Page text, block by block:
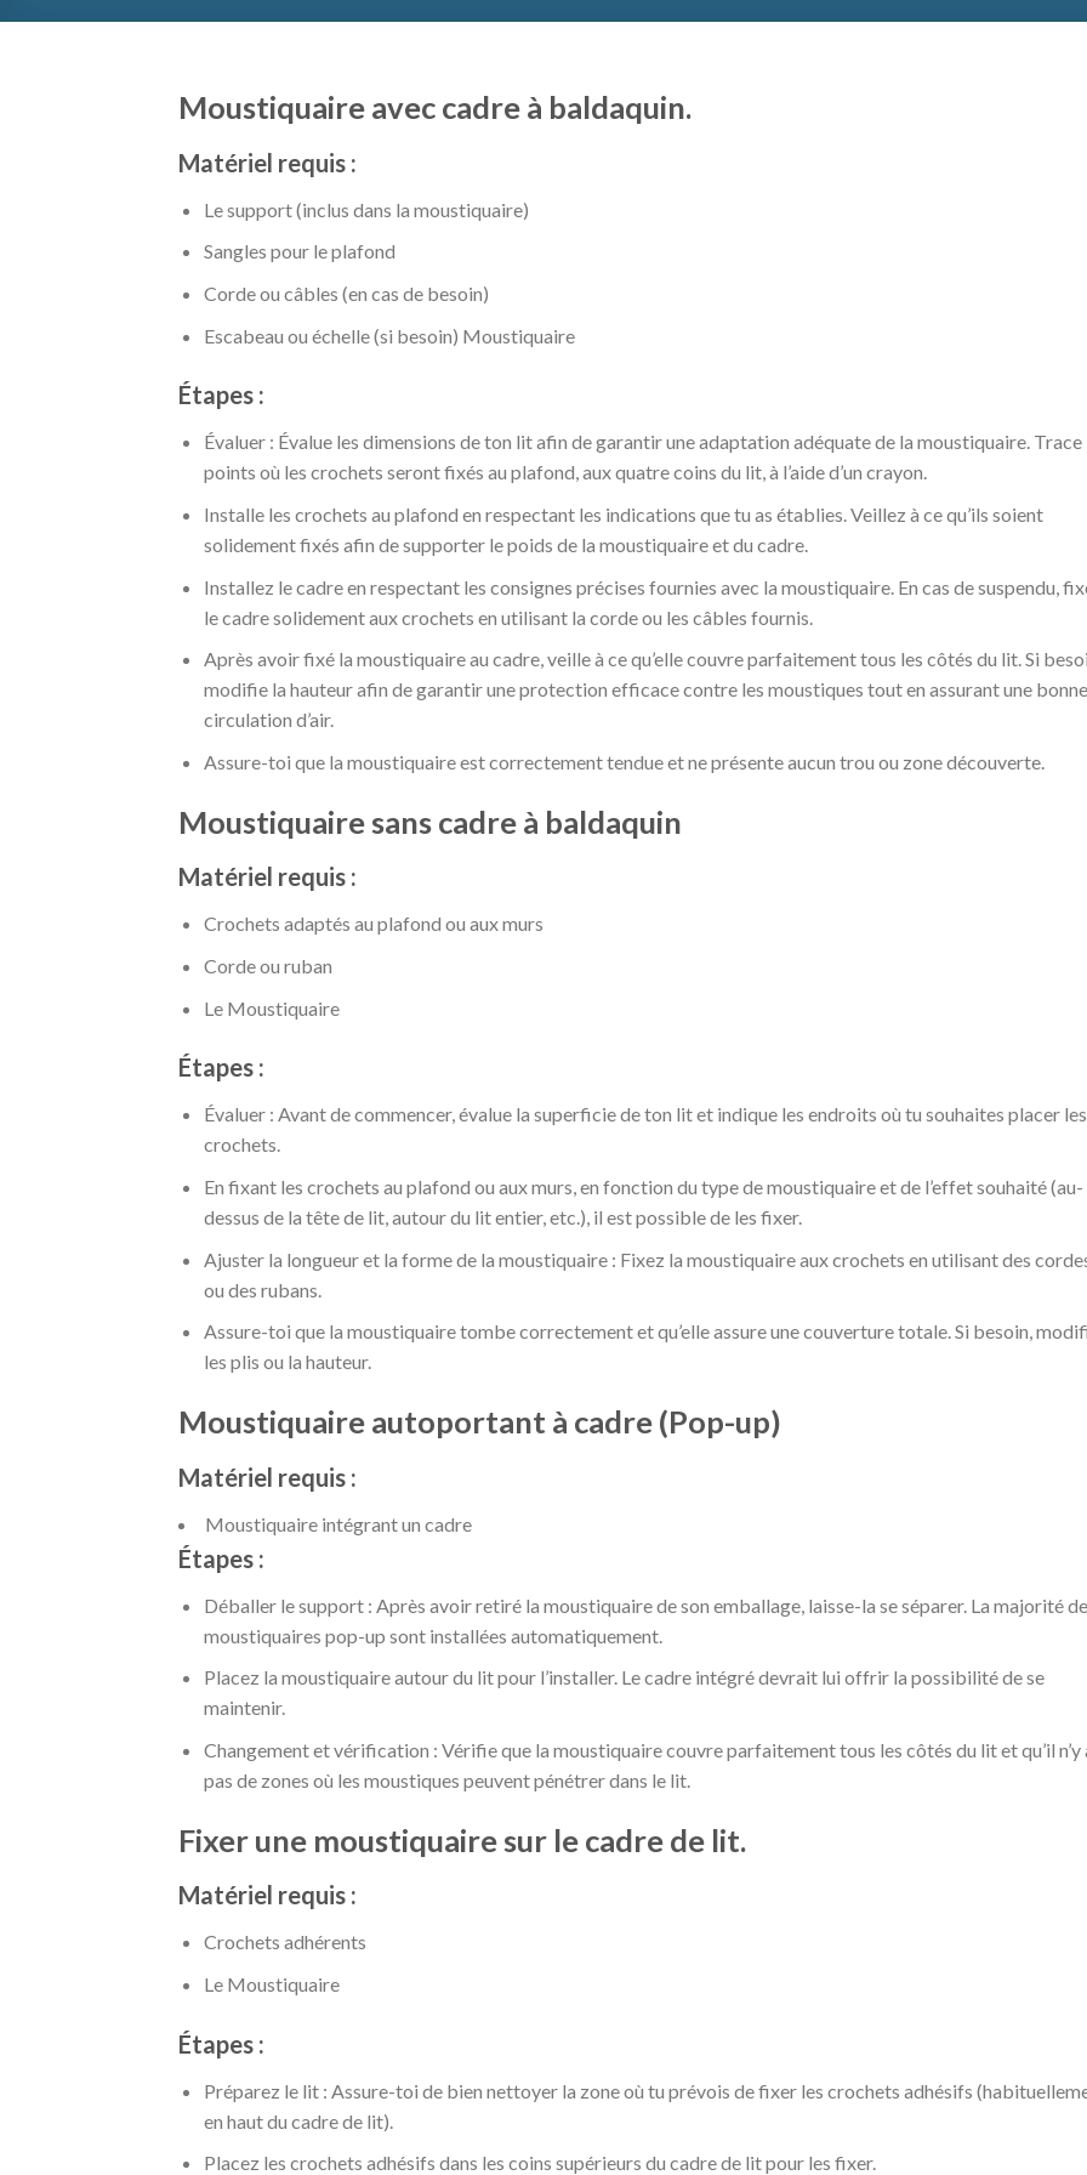
Moustiquaire avec cadre à baldaquin.
Matériel requis :
Le support (inclus dans la moustiquaire)
Sangles pour le plafond
Corde ou câbles (en cas de besoin)
Escabeau ou échelle (si besoin) Moustiquaire
Étapes :
Évaluer : Évalue les dimensions de ton lit afin de garantir une adaptation adéquate de la moustiquaire. Trace
points où les crochets seront fixés au plafond, aux quatre coins du lit, à l’aide d’un crayon.
Installe les crochets au plafond en respectant les indications que tu as établies. Veillez à ce qu’ils soient
solidement fixés afin de supporter le poids de la moustiquaire et du cadre.
Installez le cadre en respectant les consignes précises fournies avec la moustiquaire. En cas de suspendu,
le cadre solidement aux crochets en utilisant la corde ou les câbles fournis.
Après avoir fixé la moustiquaire au cadre, veille à ce qu’elle couvre parfaitement tous les côtés du lit. Si
modifie la hauteur afin de garantir une protection efficace contre les moustiques tout en assurant une bonne
circulation d’air.
Assure-toi que la moustiquaire est correctement tendue et ne présente aucun trou ou zone découverte.
Moustiquaire sans cadre à baldaquin
Matériel requis :
Crochets adaptés au plafond ou aux murs
Corde ou ruban
Le Moustiquaire
Étapes :
Évaluer : Avant de commencer, évalue la superficie de ton lit et indique les endroits où tu souhaites placer les
crochets.
En fixant les crochets au plafond ou aux murs, en fonction du type de moustiquaire et de l’effet souhaité (au-
dessus de la tête de lit, autour du lit entier, etc.), il est possible de les fixer.
Ajuster la longueur et la forme de la moustiquaire : Fixez la moustiquaire aux crochets en utilisant des
ou des rubans.
Assure-toi que la moustiquaire tombe correctement et qu’elle assure une couverture totale. Si besoin,
les plis ou la hauteur.
Moustiquaire autoportant à cadre (Pop-up)
Matériel requis :
Moustiquaire intégrant un cadre
Étapes :
Déballer le support : Après avoir retiré la moustiquaire de son emballage, laisse-la se séparer. La majorité
moustiquaires pop-up sont installées automatiquement.
Placez la moustiquaire autour du lit pour l’installer. Le cadre intégré devrait lui offrir la possibilité de se
maintenir.
Changement et vérification : Vérifie que la moustiquaire couvre parfaitement tous les côtés du lit et qu’il n’y
pas de zones où les moustiques peuvent pénétrer dans le lit.
Fixer une moustiquaire sur le cadre de lit.
Matériel requis :
Crochets adhérents
Le Moustiquaire
Étapes :
Préparez le lit : Assure-toi de bien nettoyer la zone où tu prévois de fixer les crochets adhésifs
en haut du cadre de lit).
Placez les crochets adhésifs dans les coins supérieurs du cadre de lit pour les fixer.